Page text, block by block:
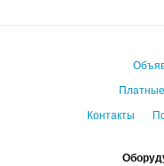
Платные
Контакты